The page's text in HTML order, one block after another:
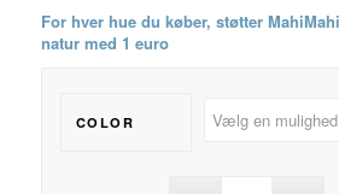
For hver hue du køber, støtter
natur med 1 euro
COLOR